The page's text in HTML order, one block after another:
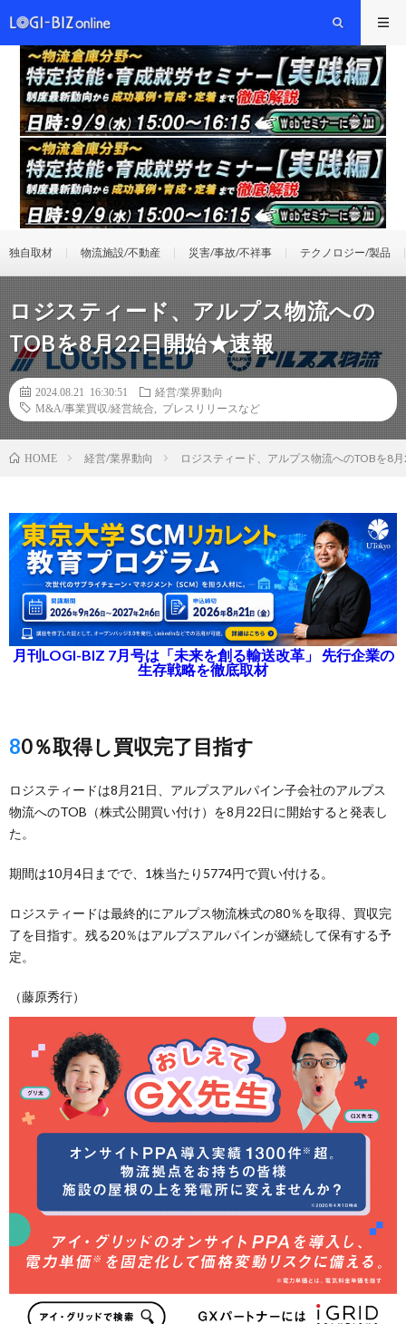
独自取材 物流施設/不動産 災害/事故/不祥事 テクノロジー/製品
ロジスティード、アルプス物流への
TOBを8月22日開始★速報
2024.08.21 16:30:51
経営/業界動向
M&A/事業買収/経営統合
プレスリリースなど
HOME 経営/業界動向 ロジスティード、アルプス物流へのTOBを8
月刊LOGI-BIZ 7月号は「未来を創る輸送改革」 先行企業の
生存戦略を徹底取材
80％取得し買収完了目指す
ロジスティードは8月21日、アルプスアルパイン子会社のアルプス
物流へのTOB（株式公開買い付け）を8月22日に開始すると発表し
た。
期間は10月4日までで、1株当たり5774円で買い付ける。
ロジスティードは最終的にアルプス物流株式の80％を取得、買収完
了を目指す。残る20％はアルプスアルパインが継続して保有する予
定。
（藤原秀行）